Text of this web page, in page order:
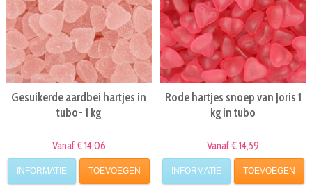
Gesuikerde aardbei hartjes in
tubo- 1 kg
Vanaf € 14,06
INFORMATIE TOEVOEGEN
Rode hartjes snoep van Joris 1
kg in tubo
Vanaf € 14,59
INFORMATIE TOEVOEGEN